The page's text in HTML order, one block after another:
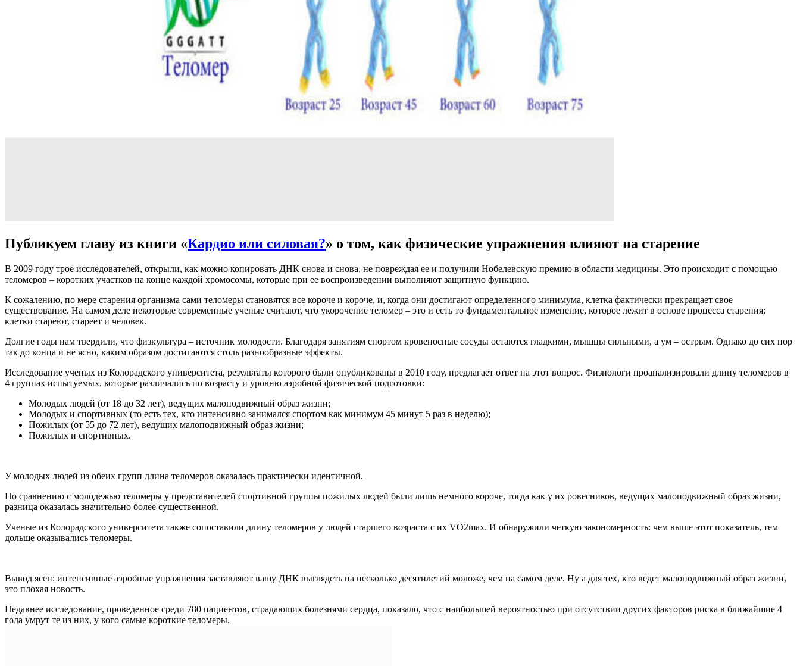
Публикуем главу из книги «Кардио или силовая?» о том, как физические упражнения влияют на старение
В 2009 году трое исследователей, открыли, как можно копировать ДНК снова и снова, не повреждая ее и получили Нобелевскую премию в области медицины. Это происходит с помощью
теломеров – коротких участков на конце каждой хромосомы, которые при ее воспроизведении выполняют защитную функцию.
К сожалению, по мере старения организма сами теломеры становятся все короче и короче, и, когда они достигают определенного минимума, клетка фактически прекращает свое
существование. На самом деле некоторые современные ученые считают, что укорочение теломер – это и есть то фундаментальное изменение, которое лежит в основе процесса старения:
клетки стареют, стареет и человек.
Долгие годы нам твердили, что физкультура – источник молодости. Благодаря занятиям спортом кровеносные сосуды остаются гладкими, мышцы сильными, а ум – острым. Однако до сих пор
так до конца и не ясно, каким образом достигаются столь разнообразные эффекты.
Исследование ученых из Колорадского университета, результаты которого были опубликованы в 2010 году, предлагает ответ на этот вопрос. Физиологи проанализировали длину теломеров в
4 группах испытуемых, которые различались по возрасту и уровню аэробной физической подготовки:
Молодых людей (от 18 до 32 лет), ведущих малоподвижный образ жизни;
Молодых и спортивных (то есть тех, кто интенсивно занимался спортом как минимум 45 минут 5 раз в неделю);
Пожилых (от 55 до 72 лет), ведущих малоподвижный образ жизни;
Пожилых и спортивных.
У молодых людей из обеих групп длина теломеров оказалась практически идентичной.
По сравнению с молодежью теломеры у представителей спортивной группы пожилых людей были лишь немного короче, тогда как у их ровесников, ведущих малоподвижный образ жизни,
разница оказалась значительно более существенной.
Ученые из Колорадского университета также сопоставили длину теломеров у людей старшего возраста с их VO2max. И обнаружили четкую закономерность: чем выше этот показатель, тем
дольше оказывались теломеры.
Вывод ясен: интенсивные аэробные упражнения заставляют вашу ДНК выглядеть на несколько десятилетий моложе, чем на самом деле. Ну а для тех, кто ведет малоподвижный образ жизни,
это плохая новость.
Недавнее исследование, проведенное среди 780 пациентов, страдающих болезнями сердца, показало, что с наибольшей вероятностью при отсутствии других факторов риска в ближайшие 4
года умрут те из них, у кого самые короткие теломеры.